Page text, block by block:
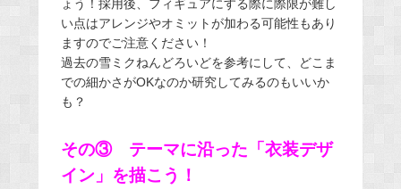
ょう！採用後、フィギュアにする際に際限が難し
い点はアレンジやオミットが加わる可能性もあり
ますのでご注意ください！
過去の雪ミクねんどろいどを参考にして、どこま
での細かさがOKなのか研究してみるのもいいか
も？
その③ テーマに沿った「衣装デザ
イン」を描こう！